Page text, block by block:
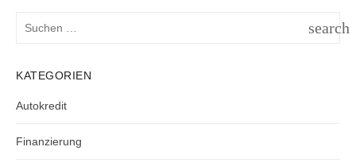
search
KATEGORIEN
Autokredit
Finanzierung